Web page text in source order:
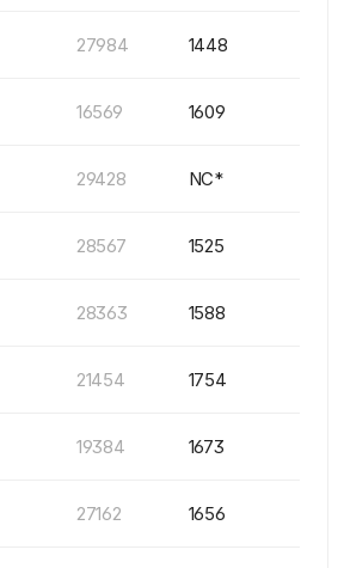
27984 1448
16569 1609
29428 NC*
28567 1525
28363 1588
21454 1754
19384 1673
27162 1656